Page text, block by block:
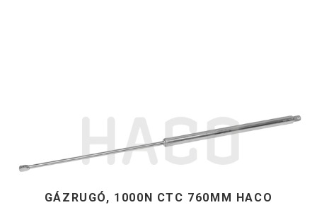
GÁZRUGÓ, 1000N CTC 760MM HACO